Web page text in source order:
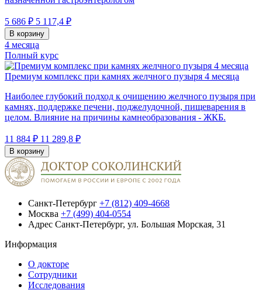
5 686 ₽ 5 117,4 ₽
В корзину
4 месяца
Полный курс
Премиум комплекс при камнях желчного пузыря 4 месяца
Наиболее глубокий подход к очищению желчного пузыря при
камнях, поддержке печени, поджелудочной, пищеварения в
целом. Влияние на причины камнеобразования - ЖКБ.
11 884 ₽ 11 289,8 ₽
В корзину
Санкт-Петербург +7 (812) 409-4668
Москва +7 (499) 404-0554
Адрес Санкт-Петербург, ул. Большая Морская, 31
Информация
О докторе
Сотрудники
Исследования